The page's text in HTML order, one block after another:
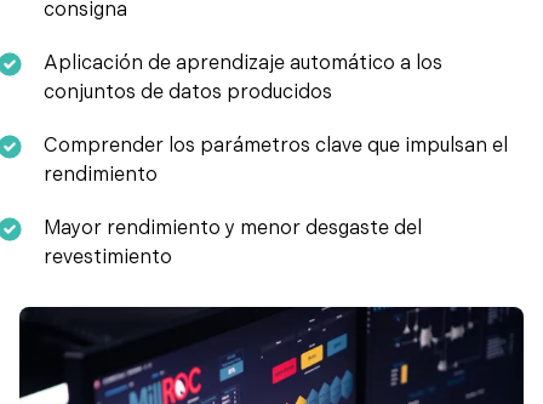
consigna
Aplicación de aprendizaje automático a los
conjuntos de datos producidos
Comprender los parámetros clave que impulsan el
rendimiento
Mayor rendimiento y menor desgaste del
revestimiento